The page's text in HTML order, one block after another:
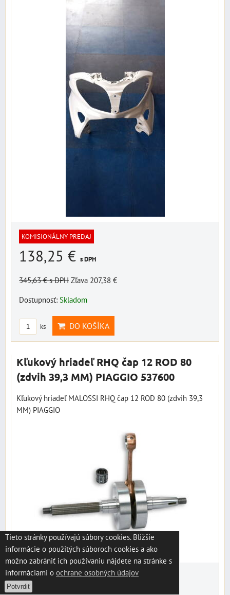
KOMISIONÁLNY PREDAJ
138,25 € s DPH
345,63 €s DPH Zľava 207,38 €
Dostupnosť: Skladom
ks DO KOŠÍKA
Kľukový hriadeľ RHQ čap 12 ROD 80
(zdvih 39,3 MM) PIAGGIO 537600
Kľukový hriadeľ MALOSSI RHQ čap 12 ROD 80 (zdvih 39,3
MM) PIAGGIO
187,39 €
Tieto stránky používajú súbory cookies. Bližšie
informácie o použitých súboroch cookies a ako
možno zabrániť ich používaniu nájdete na stránke s
informáciami o ochrane osobných údajov
Potvrdiť